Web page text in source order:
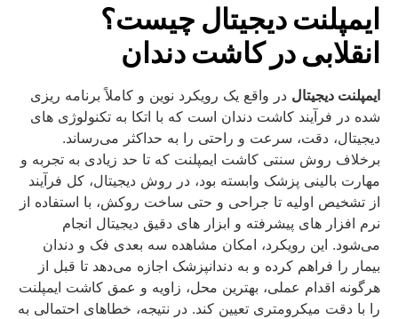
ایمپلنت دیجیتال چیست؟
انقلابی در کاشت دندان
ایمپلنت دیجیتال در واقع یک رویکرد نوین و کاملاً برنامه‌ ریزی
شده در فرآیند کاشت دندان است که با اتکا به تکنولوژی‌ های
دیجیتال، دقت، سرعت و راحتی را به حداکثر می‌رساند.
برخلاف روش سنتی کاشت ایمپلنت که تا حد زیادی به تجربه و
مهارت بالینی پزشک وابسته بود، در روش دیجیتال، کل فرآیند
از تشخیص اولیه تا جراحی و حتی ساخت روکش، با استفاده از
نرم‌ افزار های پیشرفته و ابزار های دقیق دیجیتال انجام
می‌شود. این رویکرد، امکان مشاهده سه‌ بعدی فک و دندان
بیمار را فراهم کرده و به دندانپزشک اجازه می‌دهد تا قبل از
هرگونه اقدام عملی، بهترین محل، زاویه و عمق کاشت ایمپلنت
را با دقت میکرومتری تعیین کند. در نتیجه، خطاهای احتمالی به